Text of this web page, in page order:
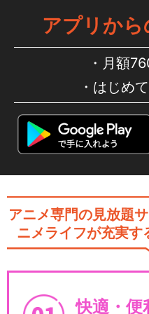
アプリから
月額
はじめ
アニメ専門の見放題
ニメライフが充実す
快適・